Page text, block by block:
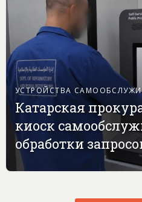
УСТРОЙСТВА
Катарская
киоск
обработки